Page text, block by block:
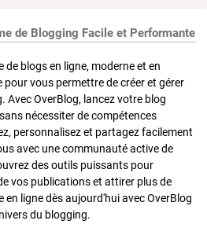
de Blogging Facile et Performante
blogs en ligne, moderne et en
vous permettre de créer et gérer
Avec OverBlog, lancez votre blog
nécessiter de compétences
personnalisez et partagez facilement
avec une communauté active de
des outils puissants pour
vos publications et attirer plus de
en ligne dès aujourd'hui avec OverBlog
du blogging.